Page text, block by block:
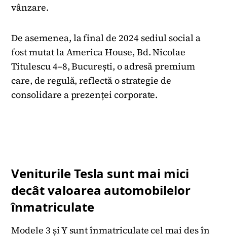
vânzare.
De asemenea, la final de 2024 sediul social a
fost mutat la America House, Bd. Nicolae
Titulescu 4–8, București, o adresă premium
care, de regulă, reflectă o strategie de
consolidare a prezenței corporate.
Veniturile Tesla sunt mai mici
decât valoarea automobilelor
înmatriculate
Modele 3 și Y sunt înmatriculate cel mai des în